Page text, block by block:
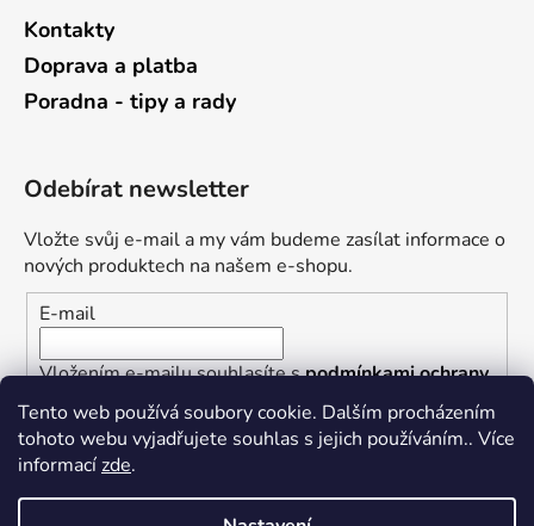
Tento web používá soubory cookie. Dalším procházením
tohoto webu vyjadřujete souhlas s jejich používáním.. Více
informacízde.
Kontakty
Doprava a platba
Poradna - tipy a rady
Odebírat newsletter
Vložte svůj e-mail a my vám budeme zasílat informace o
nových produktech na našem e-shopu.
E-mail
Vložením e-mailu souhlasíte spodmínkami ochrany
osobních údajů
PŘIHLÁSIT SE